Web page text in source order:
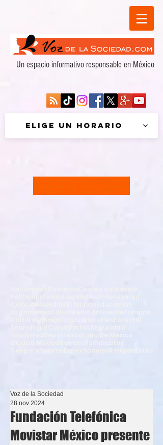
Un espacio informativo responsable en México
Elige un horario
Fundación Telefónica
Movistar México presente
Voz de la Sociedad
28 nov 2024